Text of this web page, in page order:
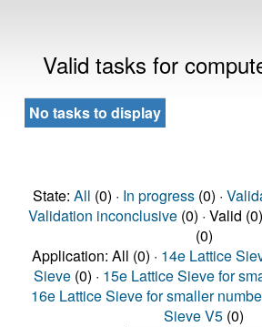
Valid tasks for
No tasks to display
State: All (0) · In progress(0) ·
Validation inconclusive(0) · Valid (0)
(0)
Application: All (0) · 14e Lattice
Sieve (0) · 15e Lattice Sieve for
16e Lattice Sieve for smaller
Sieve V5 (0)